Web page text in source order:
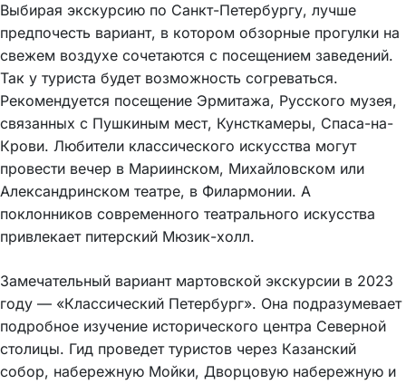
Выбирая экскурсию по Санкт-Петербургу, лучше
предпочесть вариант, в котором обзорные прогулки на
свежем воздухе сочетаются с посещением заведений.
Так у туриста будет возможность согреваться.
Рекомендуется посещение Эрмитажа, Русского музея,
связанных с Пушкиным мест, Кунсткамеры, Спаса-на-
Крови. Любители классического искусства могут
провести вечер в Мариинском, Михайловском или
Александринском театре, в Филармонии. А
поклонников современного театрального искусства
привлекает питерский Мюзик-холл.
Замечательный вариант мартовской экскурсии в 2023
году — «Классический Петербург». Она подразумевает
подробное изучение исторического центра Северной
столицы. Гид проведет туристов через Казанский
собор, набережную Мойки, Дворцовую набережную и